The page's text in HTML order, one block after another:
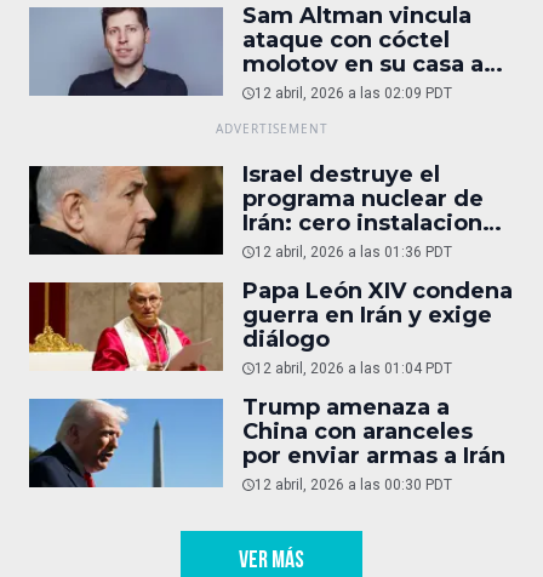
Sam Altman vincula
ataque con cóctel
molotov en su casa a
reportaje
12 abril, 2026 a las 02:09 PDT
Israel destruye el
programa nuclear de
Irán: cero instalaciones
operativas
12 abril, 2026 a las 01:36 PDT
Papa León XIV condena
guerra en Irán y exige
diálogo
12 abril, 2026 a las 01:04 PDT
Trump amenaza a
China con aranceles
por enviar armas a Irán
12 abril, 2026 a las 00:30 PDT
VER MÁS